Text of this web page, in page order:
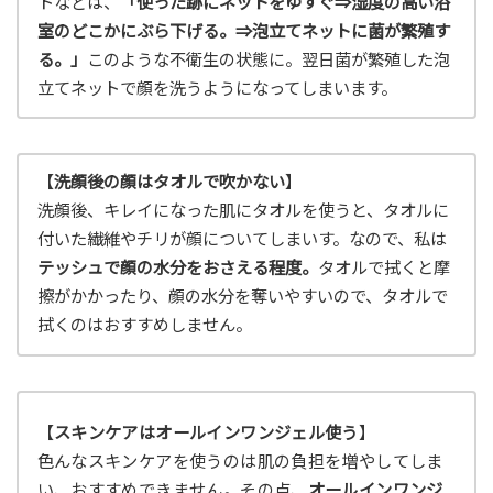
室のどこかにぶら下げる。⇒泡立てネットに菌が繁殖す
る。」
このような不衛生の状態に。翌日菌が繁殖した泡
立てネットで顔を洗うようになってしまいます。
【洗顔後の顔はタオルで吹かない】
洗顔後、キレイになった肌にタオルを使うと、タオルに
付いた繊維やチリが顔についてしまいす。なので、私は
テッシュで顔の水分をおさえる程度。 タオルで拭くと摩
擦がかかったり、顔の水分を奪いやすいので、タオルで
拭くのはおすすめしません。
【スキンケアはオールインワンジェル使う 】
色んなスキンケアを使うのは肌の負担を増やしてしま